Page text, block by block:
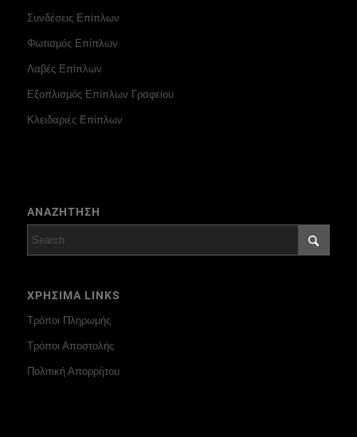
Συνδέσεις Επίπλων
Φωτισμός Επίπλων
Λαβές Επίπλων
Εξοπλισμός Επίπλων Γραφείου
Κλειδαριές Επίπλων
ΑΝΑΖΗΤΗΣΗ
ΧΡΗΣΙΜΑ LINKS
Τρόποι Πληρωμής
Τρόποι Αποστολής
Πολιτική Απορρήτου